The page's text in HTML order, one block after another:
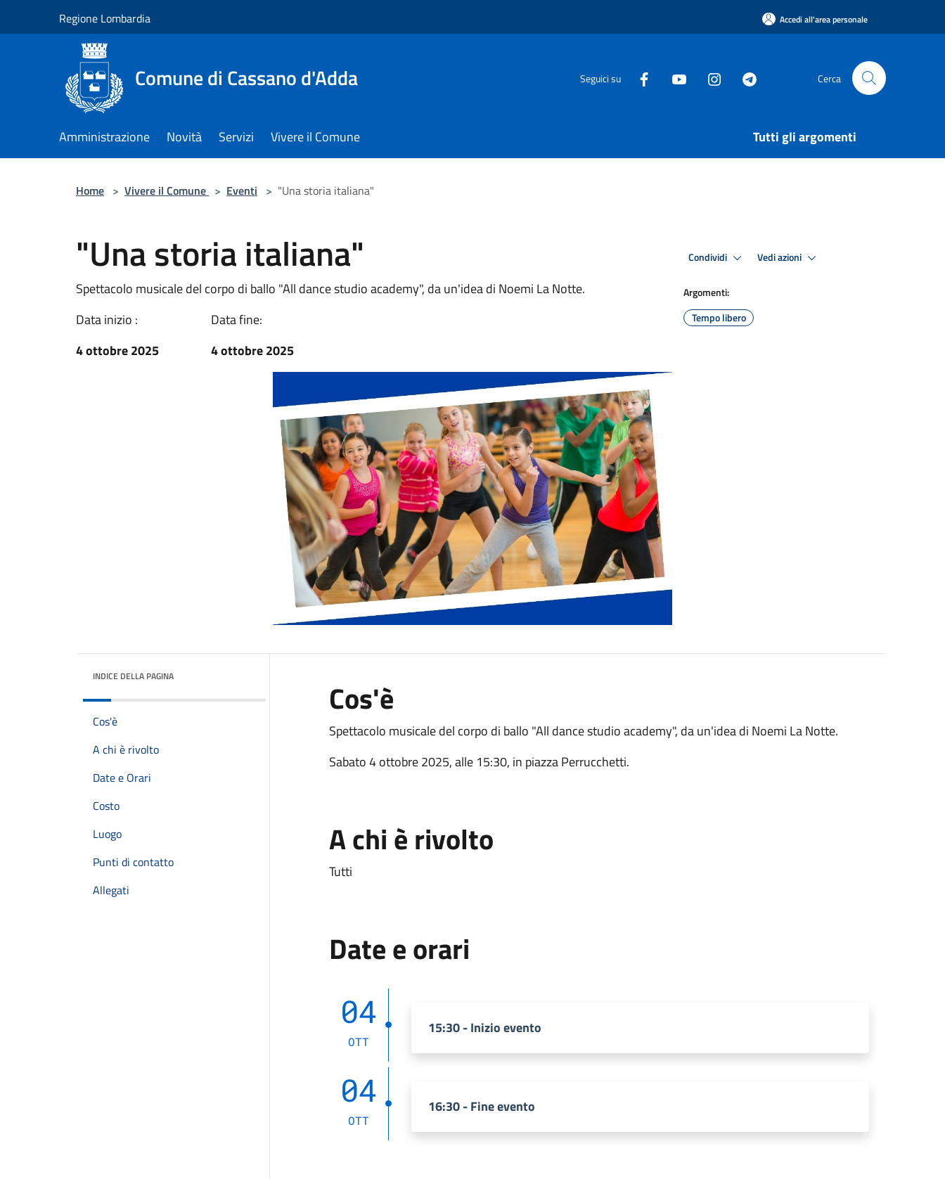
Regione Lombardia Accedi all'area personale
Comune di Cassano d'Adda Seguici su Cerca
Amministrazione Novità Servizi Vivere il Comune Tutti gli argomenti
Home > Vivere il Comune > Eventi > "Una storia italiana"
"Una storia italiana"
Spettacolo musicale del corpo di ballo "All dance studio academy", da un'idea di Noemi La Notte.
Data inizio :
4 ottobre 2025
Data fine:
4 ottobre 2025
Condividi Vedi azioni
Argomenti:
Tempo libero
INDICE DELLA PAGINA
Cos'è
A chi è rivolto
Date e Orari
Costo
Luogo
Punti di contatto
Allegati
Cos'è
Spettacolo musicale del corpo di ballo "All dance studio academy", da un'idea di Noemi La Notte.
Sabato 4 ottobre 2025, alle 15:30, in piazza Perrucchetti.
A chi è rivolto
Tutti
Date e orari
04
OTT
15:30 - Inizio evento
04
OTT
16:30 - Fine evento